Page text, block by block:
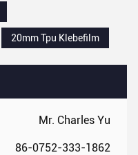
Mr. Charles Yu
86-0752-333-1862
20mm Tpu Klebefilm